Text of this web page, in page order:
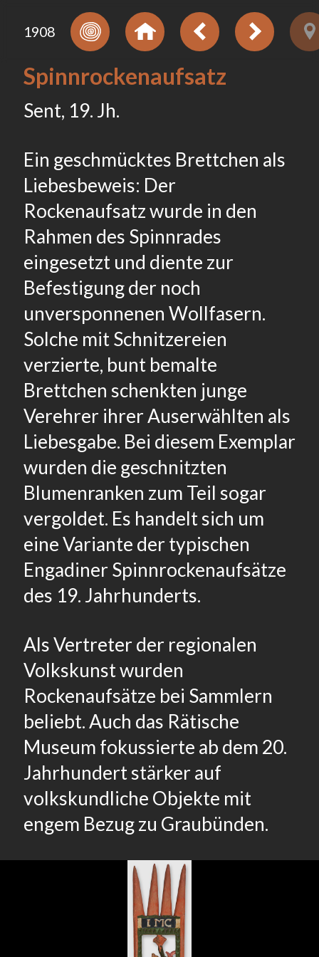
1908
Spinnrockenaufsatz
Sent, 19. Jh.
Ein geschmücktes Brettchen als
Liebesbeweis: Der
Rockenaufsatz wurde in den
Rahmen des Spinnrades
eingesetzt und diente zur
Befestigung der noch
unversponnenen Wollfasern.
Solche mit Schnitzereien
verzierte, bunt bemalte
Brettchen schenkten junge
Verehrer ihrer Auserwählten als
Liebesgabe. Bei diesem Exemplar
wurden die geschnitzten
Blumenranken zum Teil sogar
vergoldet. Es handelt sich um
eine Variante der typischen
Engadiner Spinnrockenaufsätze
des 19. Jahrhunderts.
Als Vertreter der regionalen
Volkskunst wurden
Rockenaufsätze bei Sammlern
beliebt. Auch das Rätische
Museum fokussierte ab dem 20.
Jahrhundert stärker auf
volkskundliche Objekte mit
engem Bezug zu Graubünden.